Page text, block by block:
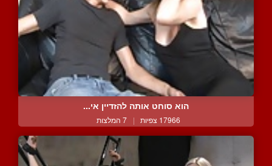
הוא סוחט אותה להזדיין אי...
17966 צפיות | 7 המלצות